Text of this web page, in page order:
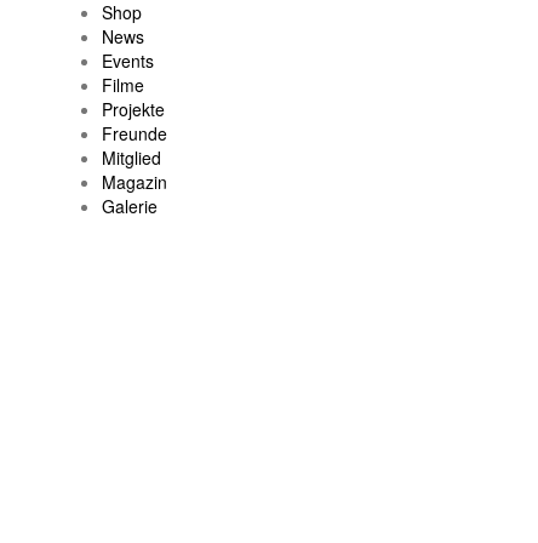
Shop
News
Events
Filme
Projekte
Freunde
Mitglied
Magazin
Galerie